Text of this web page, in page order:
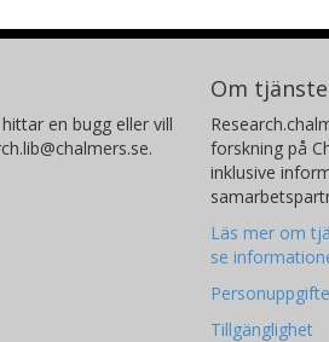
en bugg eller vill
Om
forskning på
inklusive
Läs mer om
se
Tillgänglighet